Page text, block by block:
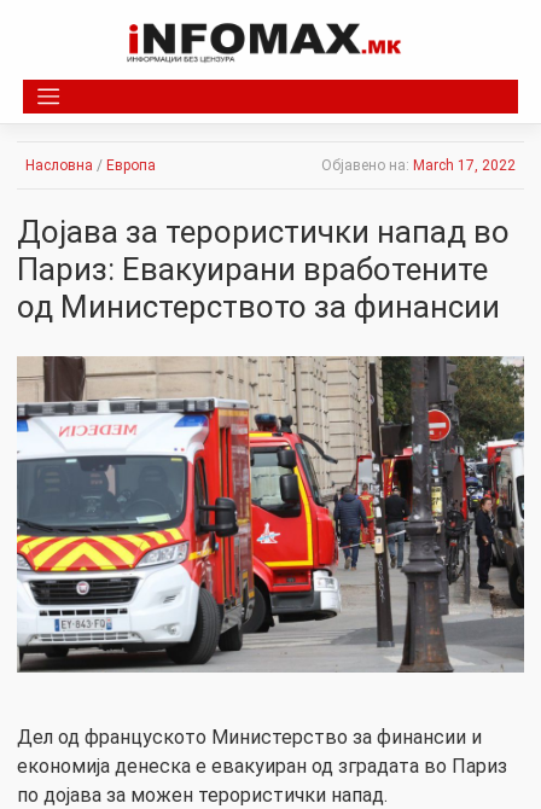
Насловна / Европа Објавено на: March 17, 2022
Дојава за терористички напад во
Париз: Евакуирани вработените
од Министерството за финансии
Дел од француското Министерство за финансии и
економија денеска е евакуиран од зградата во Париз
по дојава за можен терористички напад.